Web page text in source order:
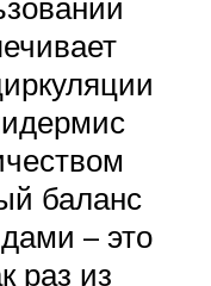
баланс
– это
раз из